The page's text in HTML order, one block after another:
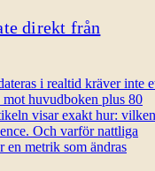
direkt från
i realtid kräver inte
huvudboken plus 80
visar exakt hur: vilken
Och varför nattliga
en metrik som ändras